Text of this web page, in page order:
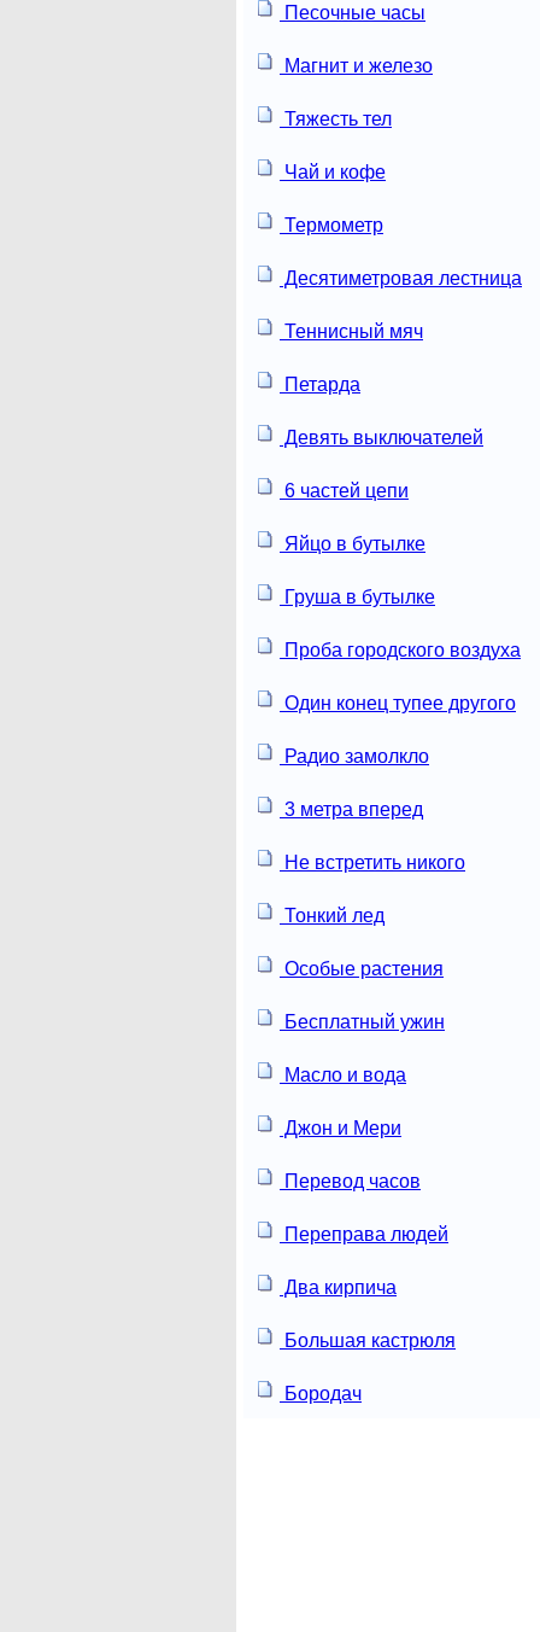
Песочные часы
Магнит и железо
Тяжесть тел
Чай и кофе
Термометр
Десятиметровая лестница
Теннисный мяч
Петарда
Девять выключателей
6 частей цепи
Яйцо в бутылке
Груша в бутылке
Проба городского воздуха
Один конец тупее другого
Радио замолкло
3 метра вперед
Не встретить никого
Тонкий лед
Особые растения
Бесплатный ужин
Масло и вода
Джон и Мери
Перевод часов
Переправа людей
Два кирпича
Большая кастрюля
Бородач